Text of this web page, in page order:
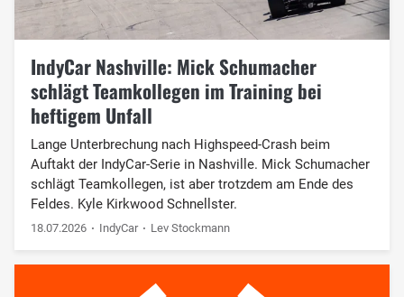
IndyCar Nashville: Mick Schumacher
schlägt Teamkollegen im Training bei
heftigem Unfall
Lange Unterbrechung nach Highspeed-Crash beim
Auftakt der IndyCar-Serie in Nashville. Mick Schumacher
schlägt Teamkollegen, ist aber trotzdem am Ende des
Feldes. Kyle Kirkwood Schnellster.
18.07.2026 IndyCar Lev Stockmann